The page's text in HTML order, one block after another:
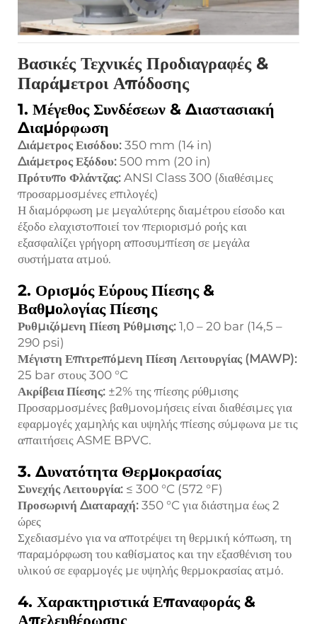
Βασικές Τεχνικές Προδιαγραφές &
Παράμετροι Απόδοσης
1. Μέγεθος Συνδέσεων & Διαστασιακή
Διαμόρφωση
Διάμετρος Εισόδου: 350 mm (14 in)
Διάμετρος Εξόδου: 500 mm (20 in)
Πρότυπο Φλάντζας: ANSI Class 300 (διαθέσιμες
προσαρμοσμένες επιλογές)
Η διαμόρφωση με μεγαλύτερης διαμέτρου είσοδο και
έξοδο ελαχιστοποιεί τον περιορισμό ροής και
εξασφαλίζει γρήγορη αποσυμπίεση σε μεγάλα
συστήματα ατμού.
2. Ορισμός Εύρους Πίεσης &
Βαθμολογίας Πίεσης
Ρυθμιζόμενη Πίεση Ρύθμισης: 1,0 – 20 bar (14,5 –
290 psi)
Μέγιστη Επιτρεπόμενη Πίεση Λειτουργίας (MAWP):
25 bar στους 300 °C
Ακρίβεια Πίεσης: ±2% της πίεσης ρύθμισης
Προσαρμοσμένες βαθμονομήσεις είναι διαθέσιμες για
εφαρμογές χαμηλής και υψηλής πίεσης σύμφωνα με τις
απαιτήσεις ASME BPVC.
3. Δυνατότητα Θερμοκρασίας
Συνεχής Λειτουργία: ≤ 300 °C (572 °F)
Προσωρινή Διαταραχή: 350 °C για διάστημα έως 2
ώρες
Σχεδιασμένο για να αποτρέψει τη θερμική κόπωση, τη
παραμόρφωση του καθίσματος και την εξασθένιση του
υλικού σε εφαρμογές με υψηλής θερμοκρασίας ατμό.
4. Χαρακτηριστικά Επαναφοράς &
Απελευθέρωσης